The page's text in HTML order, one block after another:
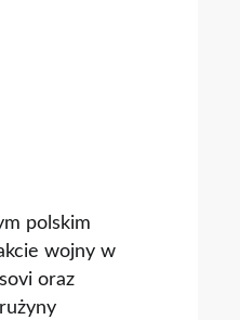
polskim
wojny w
oraz